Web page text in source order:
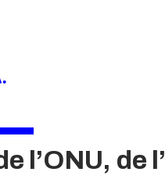
l’ONU, de l’